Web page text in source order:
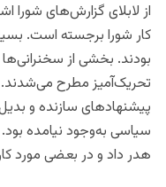
از لابلای گزارش‌های شورا
کار شورا برجسته است.
بودند. بخشی از سخنرانی‌ها
تحریک‌آمیز مطرح می‌شدند.
پیشنهادهای سازنده و
سیاسی به‌وجود نیامده
هدر داد و در بعضی مورد